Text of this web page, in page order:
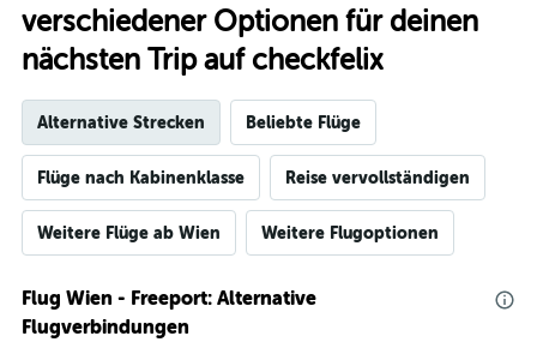
verschiedener Optionen für deinen
nächsten Trip auf checkfelix
Alternative Strecken Beliebte Flüge
Flüge nach Kabinenklasse Reise vervollständigen
Weitere Flüge ab Wien Weitere Flugoptionen
Flug Wien - Freeport: Alternative
Flugverbindungen